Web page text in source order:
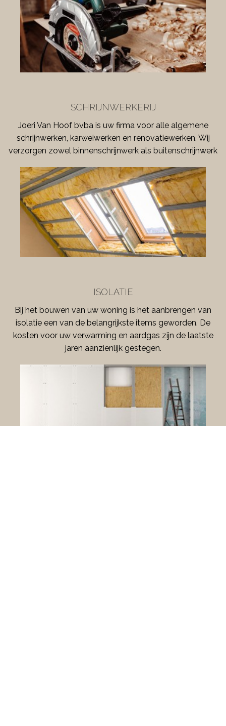
SCHRIJNWERKERIJ
Joeri Van Hoof bvba is uw firma voor alle algemene
schrijnwerken, karweiwerken en renovatiewerken. Wij
verzorgen zowel binnenschrijnwerk als buitenschrijnwerk
ISOLATIE
Bij het bouwen van uw woning is het aanbrengen van
isolatie een van de belangrijkste items geworden. De
kosten voor uw verwarming en aardgas zijn de laatste
jaren aanzienlijk gestegen.